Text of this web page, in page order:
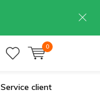
0
Service client